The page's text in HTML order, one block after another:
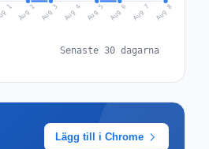
1 Aug 2 Aug 3 Aug 4 Aug 5 Aug 6 Aug 7 Aug 8
Senaste 30 dagarna
Lägg till i Chrome